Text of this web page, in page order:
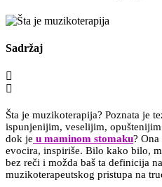
Sadržaj
Šta je muzikoterapija? Poznata je
ispunjenijim, veselijim,
dok je u maminom stomaku? Ona
evocira, inspiriše. Bilo kako bilo,
bez reči i možda baš ta definicija
muzikoterapeutskog pristupa na